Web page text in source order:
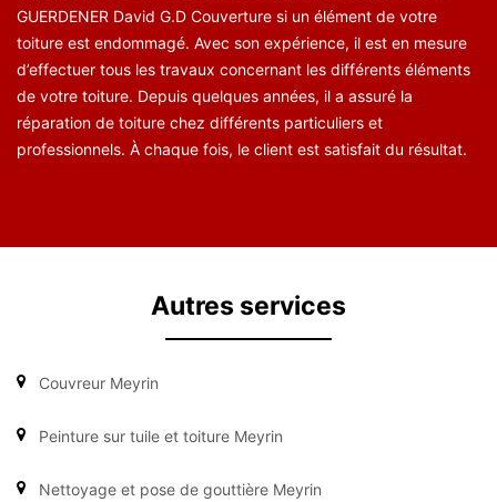
GUERDENER David G.D Couverture si un élément de votre
toiture est endommagé. Avec son expérience, il est en mesure
d’effectuer tous les travaux concernant les différents éléments
de votre toiture. Depuis quelques années, il a assuré la
réparation de toiture chez différents particuliers et
professionnels. À chaque fois, le client est satisfait du résultat.
Autres services
Couvreur Meyrin
Peinture sur tuile et toiture Meyrin
Nettoyage et pose de gouttière Meyrin